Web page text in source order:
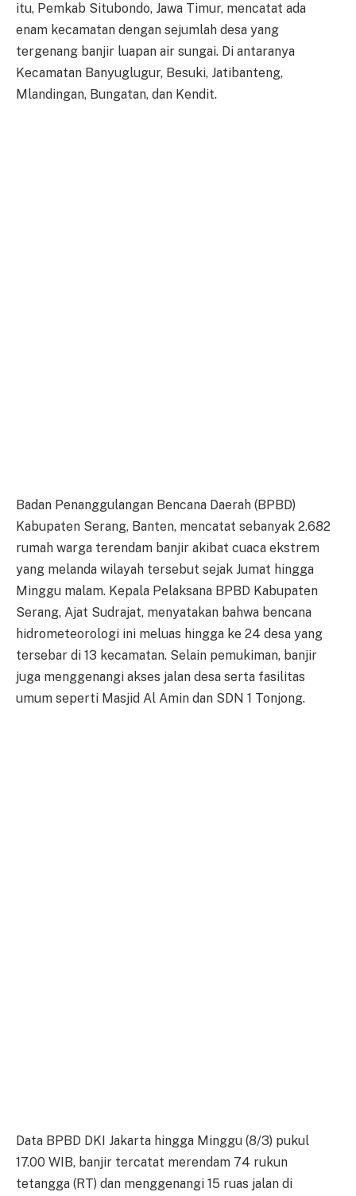
itu, Pemkab Situbondo, Jawa Timur, mencatat ada
enam kecamatan dengan sejumlah desa yang
tergenang banjir luapan air sungai. Di antaranya
Kecamatan Banyuglugur, Besuki, Jatibanteng,
Mlandingan, Bungatan, dan Kendit.
Badan Penanggulangan Bencana Daerah (BPBD)
Kabupaten Serang, Banten, mencatat sebanyak 2.682
rumah warga terendam banjir akibat cuaca ekstrem
yang melanda wilayah tersebut sejak Jumat hingga
Minggu malam. Kepala Pelaksana BPBD Kabupaten
Serang, Ajat Sudrajat, menyatakan bahwa bencana
hidrometeorologi ini meluas hingga ke 24 desa yang
tersebar di 13 kecamatan. Selain pemukiman, banjir
juga menggenangi akses jalan desa serta fasilitas
umum seperti Masjid Al Amin dan SDN 1 Tonjong.
Data BPBD DKI Jakarta hingga Minggu (8/3) pukul
17.00 WIB, banjir tercatat merendam 74 rukun
tetangga (RT) dan menggenangi 15 ruas jalan di